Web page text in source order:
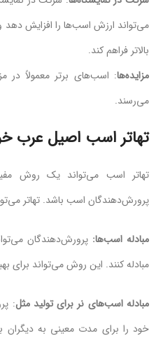
می‌تواند ارزش اسب‌ها را افزایش
بالاتر فراهم کند.
مزایده‌ها: اسب‌های برتر معمولاً در
می‌رسند.
تهاتر اسب اصیل عرب
تهاتر اسب می‌تواند یک روش
پرورش‌دهندگان اسب باشد. تهاتر
مبادله اسب‌ها: پرورش‌دهندگان
مبادله کنند. این روش می‌تواند برای
مبادله اسب‌های نر برای تولید مثل:
خود را برای مدت معینی به